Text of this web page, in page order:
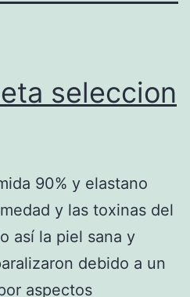
seleccion
90% y elastano
y las toxinas del
así la piel sana y
debido a un
aspectos